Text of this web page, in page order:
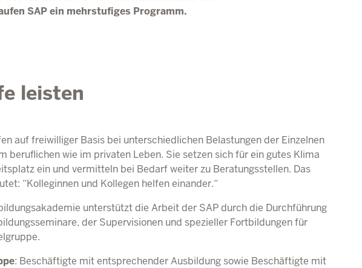
SAPein mehrstufiges Programm.
leisten
auf freiwilliger Basis bei unterschiedlichen Belastungen der Einzelnen
beruflichen wie im privaten Leben. Sie setzen sich für ein gutes Klima
ein und vermitteln bei Bedarf weiter zu Beratungsstellen. Das
“Kolleginnen und Kollegen helfen einander.“
unterstützt die Arbeit der SAPdurch die Durchführung
der Supervisionen und spezieller Fortbildungen für
: Beschäftigte mit entsprechender Ausbildung sowie Beschäftigte mit